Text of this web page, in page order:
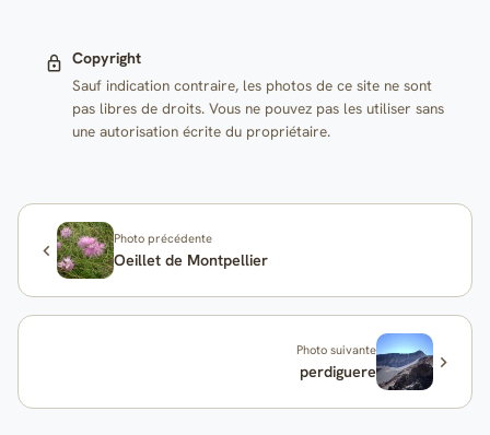
Copyright
Sauf indication contraire, les photos de ce site ne sont
pas libres de droits. Vous ne pouvez pas les utiliser sans
une autorisation écrite du propriétaire.
Photo précédente
Oeillet de Montpellier
Photo suivante
perdiguere